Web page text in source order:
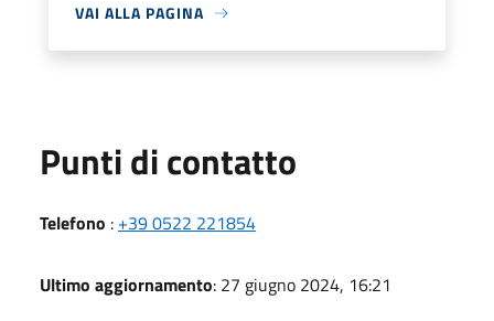
VAI ALLA PAGINA
Punti di contatto
Telefono : +39 0522 221854
Ultimo aggiornamento: 27 giugno 2024, 16:21